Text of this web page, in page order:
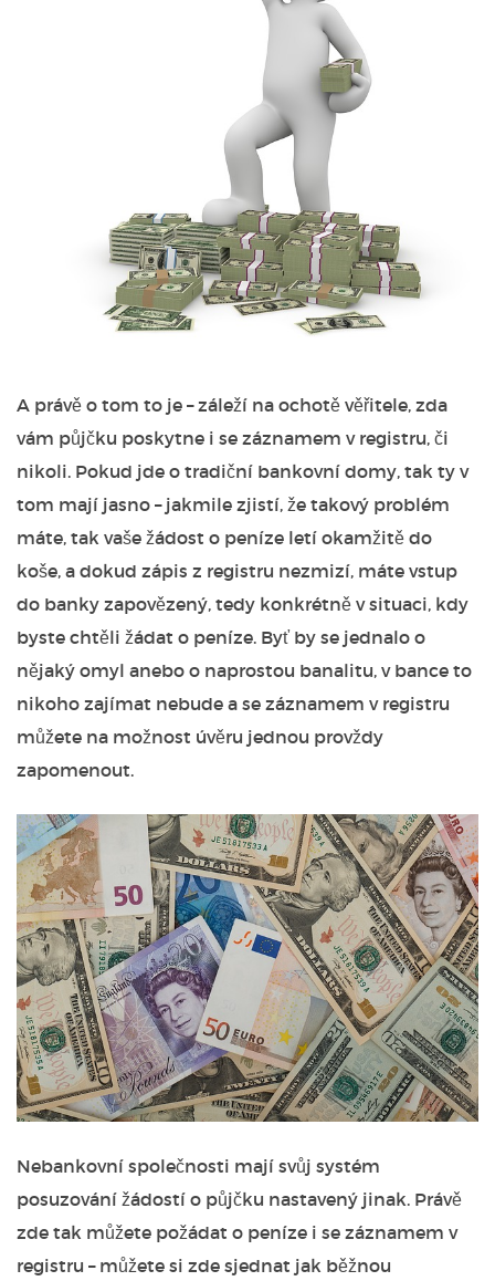
A právě o tom to je – záleží na ochotě věřitele, zda
vám půjčku poskytne i se záznamem v registru, či
nikoli. Pokud jde o tradiční bankovní domy, tak ty v
tom mají jasno – jakmile zjistí, že takový problém
máte, tak vaše žádost o peníze letí okamžitě do
koše, a dokud zápis z registru nezmizí, máte vstup
do banky zapovězený, tedy konkrétně v situaci, kdy
byste chtěli žádat o peníze. Byť by se jednalo o
nějaký omyl anebo o naprostou banalitu, v bance to
nikoho zajímat nebude a se záznamem v registru
můžete na možnost úvěru jednou provždy
zapomenout.
Nebankovní společnosti mají svůj systém
posuzování žádostí o půjčku nastavený jinak. Právě
zde tak můžete požádat o peníze i se záznamem v
registru – můžete si zde sjednat jak běžnou